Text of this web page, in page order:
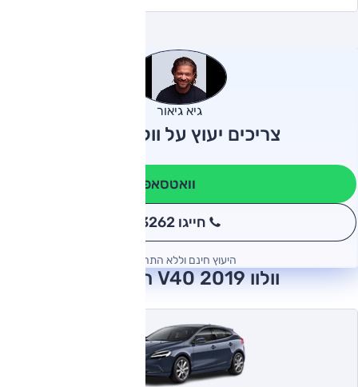
גיא גיאור
צריכים יעוץ על וולוו V40?
וואטסאפ
חייגו 3262
היעוץ חינם וללא התחייבות
וולוו V40 2019 חוות דעת